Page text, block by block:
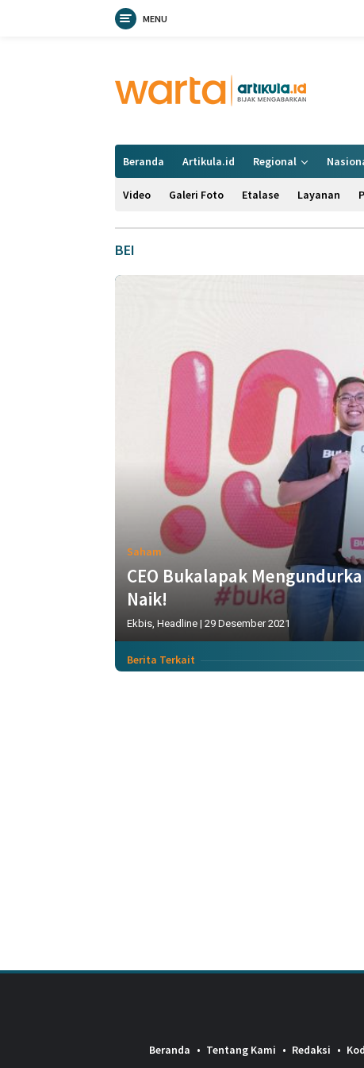
MENU
Beranda Artikula.id Regional
Video Galeri Foto Etalase Layanan
BEI
Saham
CEO Bukalapak
Naik!
Ekbis, Headline | 29 Desember 2021
Berita Terkait
Beranda Tentang Kami Redaksi